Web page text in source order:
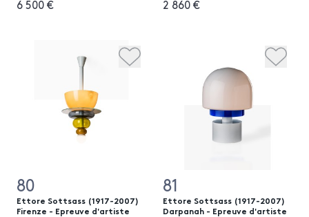
6 500 € 2 860 €
80
Ettore Sottsass (1917-2007)
Firenze - Epreuve d'artiste
81
Ettore Sottsass (1917-2007)
Darpanah - Epreuve d'artiste